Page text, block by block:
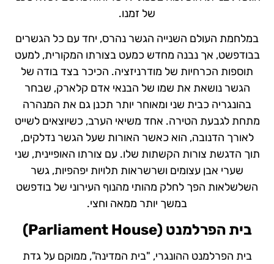
של זמנו.
במלחמת העולם השנייה הגשר נהרס, יחד עם כל הגשרים
בבודפשט, אך נבנה מחדש כמעט בצורתו המקורית, למעט
תוספות הכרחיות של מודרניזציה. הכיכר בצד בודה של
הגשר נושאת את שמו של הבנאי אדם קלארק, שבחר
בהונגריה כבית שני ומאוחר יותר תכנן גם את המנהרה
מתחת לגבעת הטירה. אחד משיאי הערב, כשיוצאים לשייט
לאורך הדנובה, הוא כאשר האורות שעל הגשר נדלקים,
תוך הדגשת צורות הקשתות שלו. עם צורתו האופיינית, שני
שערי אבן עצומים ושרשראות תלויות יפהפיות, גשר
השלשלאות הפך לחלק מהותי מהנוף העירוני של בודפשט
במשך יותר ממאה וחצי.
בית הפרלמנט (Parliament House
)
בית הפרלמנט ההונגרי, "בית המדינה", ממוקם על גדת